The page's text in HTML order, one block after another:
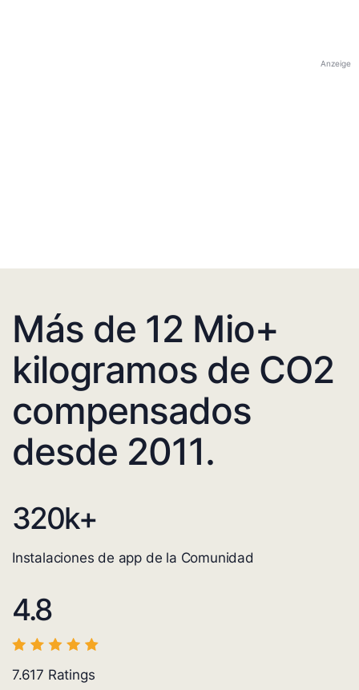
Anzeige
Más de 12 Mio+
kilogramos de CO2
compensados
desde 2011.
320k+
Instalaciones de app de la Comunidad
4.8
7.617 Ratings